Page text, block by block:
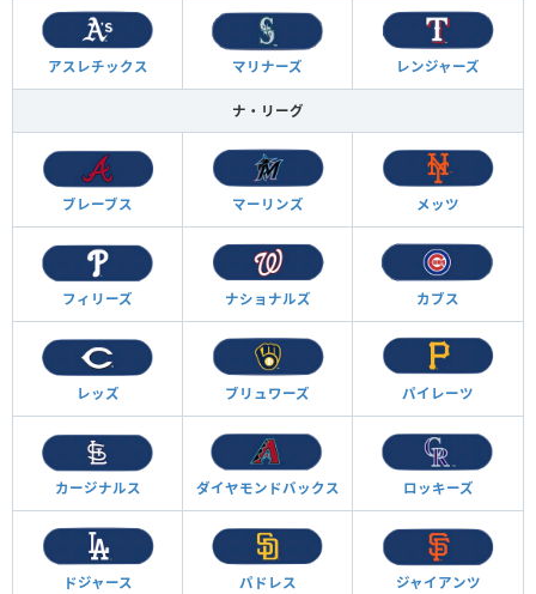
アスレチックス マリナーズ レンジャーズ
ナ・リーグ
ブレーブス マーリンズ メッツ
フィリーズ ナショナルズ カブス
レッズ ブリュワーズ パイレーツ
カージナルス ダイヤモンドバックス ロッキーズ
ドジャース パドレス ジャイアンツ